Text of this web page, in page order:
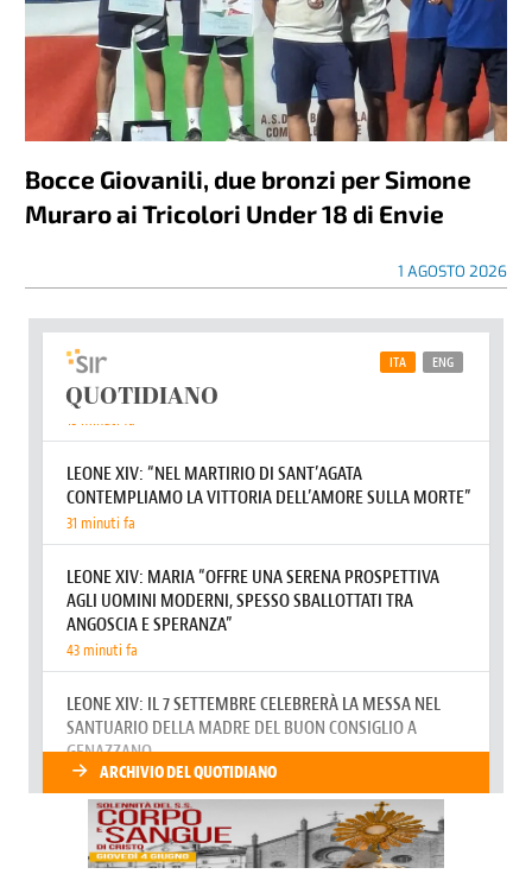
Bocce Giovanili, due bronzi per Simone
Muraro ai Tricolori Under 18 di Envie
1 AGOSTO 2026